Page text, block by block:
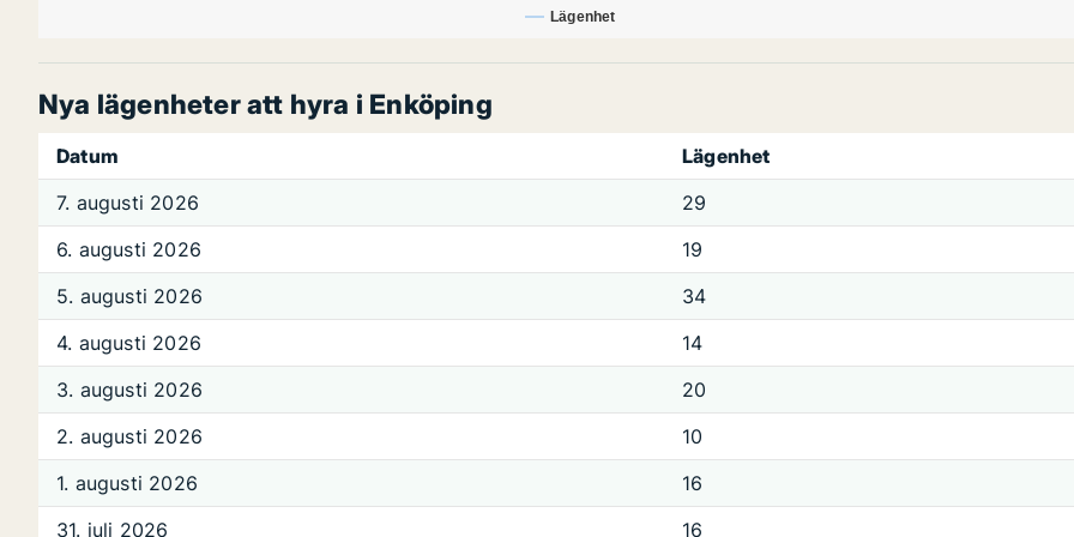
Lägenhet
Nya lägenheter att hyra i Enköping
Datum
Lägenhet
7. augusti 2026
29
6. augusti 2026
19
5. augusti 2026
34
4. augusti 2026
14
3. augusti 2026
20
2. augusti 2026
10
1. augusti 2026
16
31. juli 2026
16